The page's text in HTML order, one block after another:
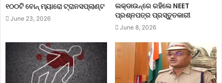
୧୦୦ଟି ବୋନ୍ ମ୍ୟାରୋ ଟ୍ରାନସପ୍ଲାଣ୍ଟ
June 23, 2026
ଲକ୍‌ଡାଉନ୍‌ରେ ରହିଲେ NEET
ପ୍ରଶ୍ନପତ୍ର ପ୍ରସ୍ତୁତକାରୀ
June 8, 2026